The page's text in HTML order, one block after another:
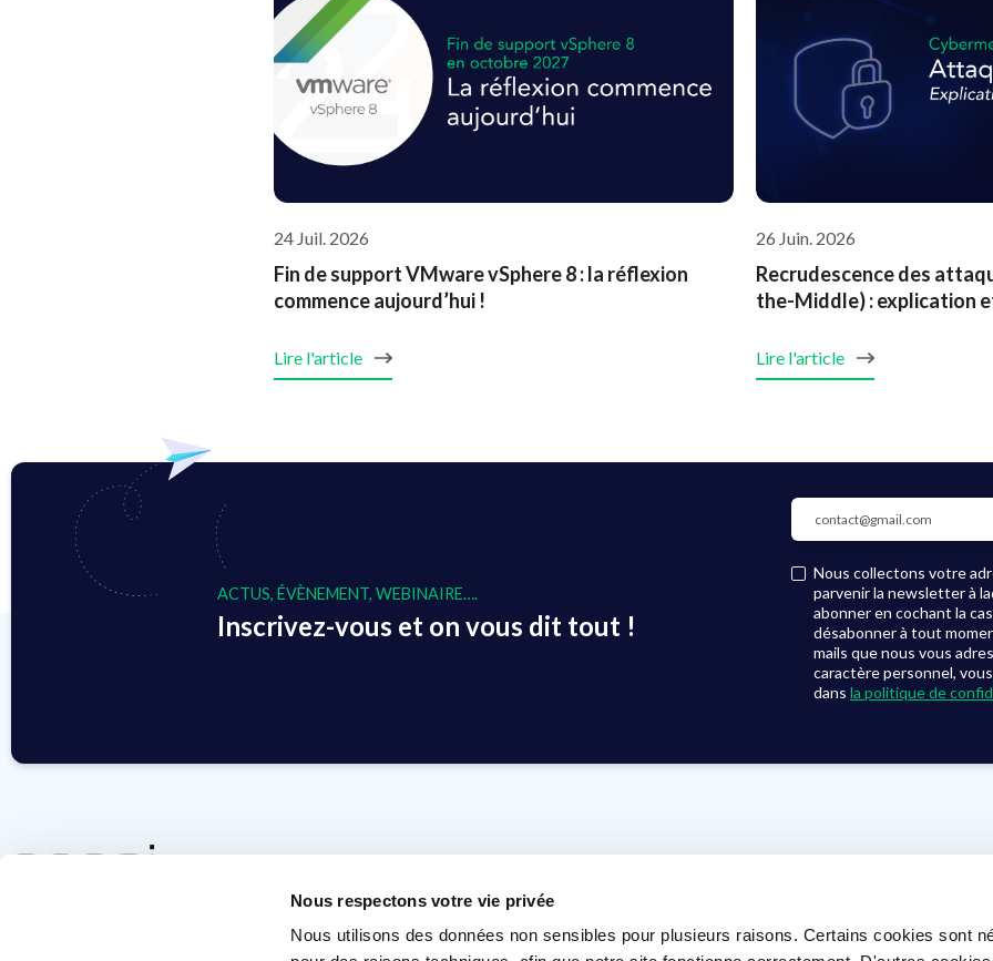
Nous respectons votre vie privée
Nous utilisons des données non sensibles pour plusieurs raisons. Certains cookies sont
24 Juil. 2026
Fin de support VMware vSphere 8 : la réflexion
commence aujourd’hui !
Lire l'article
26 Juin. 2026
Recrudescence des
the-Middle) : explication
Lire l'article
ACTUS, ÉVÈNEMENT, WEBINAIRE….
Inscrivez-vous et on vous dit tout !
Nous collectons votre
parvenir la newsletter à
abonner en cochant la
désabonner à tout
mails que nous vous
caractère personnel,
dans la politique de
Voir nos agences